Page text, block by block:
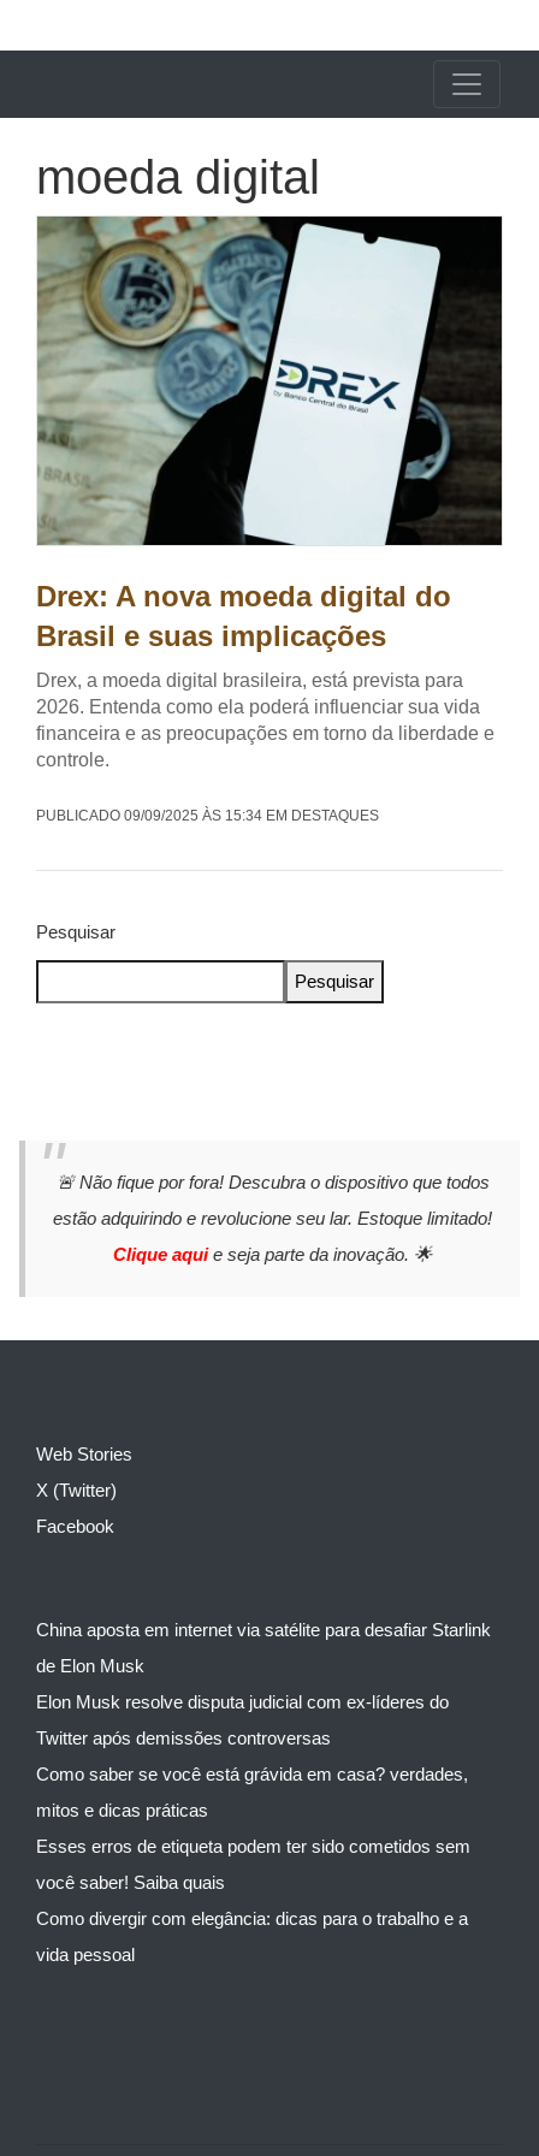
moeda digital
Drex: A nova moeda digital do
Brasil e suas implicações
Drex, a moeda digital brasileira, está prevista para
2026. Entenda como ela poderá influenciar sua vida
financeira e as preocupações em torno da liberdade e
controle.
PUBLICADO 09/09/2025 ÀS 15:34 EM DESTAQUES
Pesquisar
Pesquisar
🚨 Não fique por fora! Descubra o dispositivo que todos
estão adquirindo e revolucione seu lar. Estoque limitado!
Clique aquie seja parte da inovação. 🌟
Web Stories
X (Twitter)
Facebook
China aposta em internet via satélite para desafiar Starlink
de Elon Musk
Elon Musk resolve disputa judicial com ex-líderes do
Twitter após demissões controversas
Como saber se você está grávida em casa? verdades,
mitos e dicas práticas
Esses erros de etiqueta podem ter sido cometidos sem
você saber! Saiba quais
Como divergir com elegância: dicas para o trabalho e a
vida pessoal